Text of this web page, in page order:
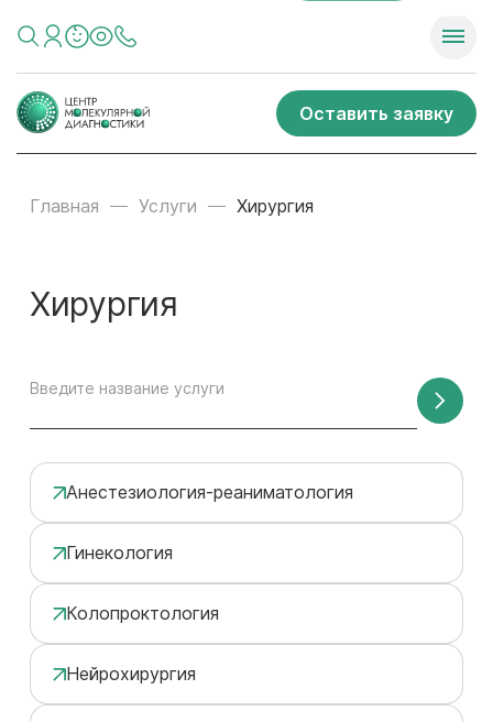
Оставить заявку
Главная Услуги Хирургия
Хирургия
Введите название услуги
Анестезиология-реаниматология
Гинекология
Колопроктология
Нейрохирургия